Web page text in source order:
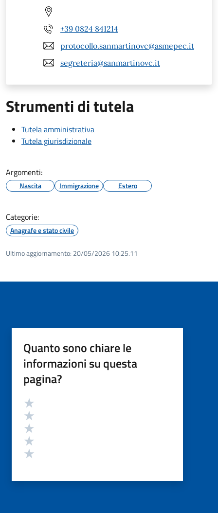
+39 0824 841214
protocollo.sanmartinovc@asmepec.it
segreteria@sanmartinovc.it
Strumenti di tutela
Tutela amministrativa
Tutela giurisdizionale
Argomenti:
Nascita Immigrazione Estero
Categorie:
Anagrafe e stato civile
Ultimo aggiornamento: 20/05/2026 10:25.11
Quanto sono chiare le
informazioni su questa
pagina?
Valutazione